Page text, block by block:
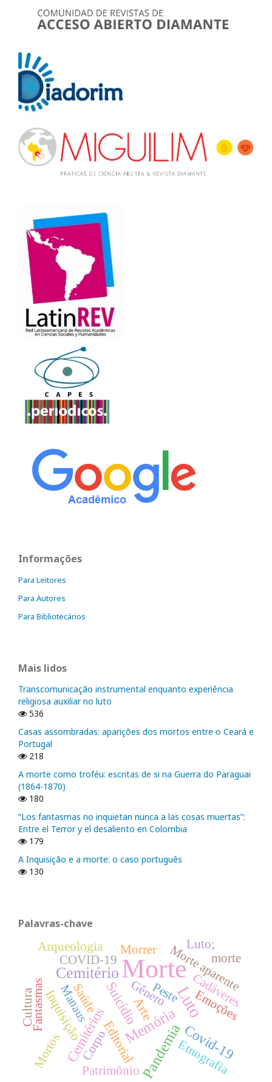
Informações
Para Leitores
Para Autores
Para Bibliotecários
Mais lidos
Transcomunicação instrumental enquanto experiência
religiosa auxiliar no luto
536
Casas assombradas: aparições dos mortos entre o Ceará e
Portugal
218
A morte como troféu: escritas de si na Guerra do Paraguai
(1864-1870)
180
“Los fantasmas no inquietan nunca a las cosas muertas”:
Entre el Terror y el desaliento en Colombia
179
A Inquisição e a morte: o caso português
130
Palavras-chave
Morte
Luto
Cemitério
Memória
Pandemia
Cemitérios Covid-19
SuicídioArte
Editorial
Inquisição
Patrimônio
Morte aparente
Saúde Gênero
Etnografia
COVID-19
Cadáveres
Corpo
Emoções
Fantasmas
Mortos
Arqueologia
morte
Manaus
Morrer
Cultura Peste
Luto;